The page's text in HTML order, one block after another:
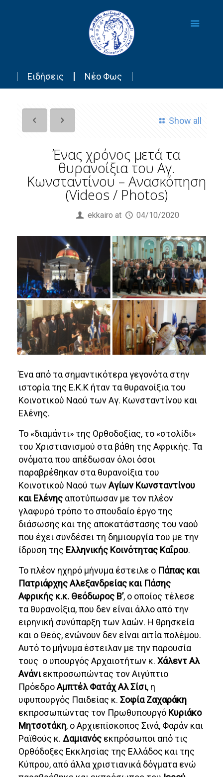
Ειδήσεις Νέο Φως
Show all
Ένας χρόνος μετά τα
θυρανοίξια του Αγ.
Κωνσταντίνου – Ανασκόπηση
(Videos / Photos)
ekkairo at 04/10/2020
Ένα από τα σημαντικότερα γεγονότα στην
ιστορία της Ε.Κ.Κ ήταν τα θυρανοίξια του
Κοινοτικού Ναού των Αγ. Κωνσταντίνου και
Ελένης.
Το «διαμάντι» της Ορθοδοξίας, το «στολίδι»
του Χριστιανισμού στα βάθη της Αφρικής. Τα
ονόματα που απέδωσαν όλοι όσοι
παραβρέθηκαν στα θυρανοίξια του
Κοινοτικού Ναού τωνΑγίων Κωνσταντίνου
και Ελένης αποτύπωσαν με τον πλέον
γλαφυρό τρόπο το σπουδαίο έργο της
διάσωσης και της αποκατάστασης του ναού
που έχει συνδέσει τη δημιουργία του με την
ίδρυση της Ελληνικής Κοινότητας Καΐρου.
Το πλέον ηχηρό μήνυμα έστειλε ο Πάπας και
Πατριάρχης Αλεξανδρείας και Πάσης
Αφρικής κ.κ. Θεόδωρος Β’, ο οποίος τέλεσε
τα θυρανοίξια, που δεν είναι άλλο από την
ειρηνική συνύπαρξη των λαών. Η θρησκεία
και ο Θεός, ενώνουν δεν είναι αιτία πολέμου.
Αυτό το μήνυμα έστειλαν με την παρουσία
τους ο υπουργός Αρχαιοτήτων κ.Χάλεντ Αλ
Ανάνιεκπροσωπώντας τον Αιγύπτιο
ΠρόεδροΑμπτέλ Φατάχ Αλ Σίσι, η
υφυπουργός Παιδείας κ.Σοφία Ζαχαράκη
εκπροσωπώντας τον Πρωθυπουργό Κυριάκο
Μητσοτάκη, ο Αρχιεπίσκοπος Σινά, Φαράν και
Ραϊθούς κ. Δαμιανός εκπρόσωποι από τις
Ορθόδοξες Εκκλησίας της Ελλάδος και της
Κύπρου, από άλλα χριστιανικά δόγματα ενώ